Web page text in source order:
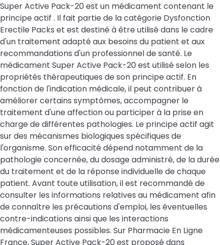
Super Active Pack-20 est un médicament contenant le
principe actif . Il fait partie de la catégorie Dysfonction
Erectile Packs et est destiné à être utilisé dans le cadre
d'un traitement adapté aux besoins du patient et aux
recommandations d'un professionnel de santé. Le
médicament Super Active Pack-20 est utilisé selon les
propriétés thérapeutiques de son principe actif. En
fonction de l'indication médicale, il peut contribuer à
améliorer certains symptômes, accompagner le
traitement d'une affection ou participer à la prise en
charge de différentes pathologies. Le principe actif agit
sur des mécanismes biologiques spécifiques de
l'organisme. Son efficacité dépend notamment de la
pathologie concernée, du dosage administré, de la durée
du traitement et de la réponse individuelle de chaque
patient. Avant toute utilisation, il est recommandé de
consulter les informations relatives au médicament afin
de connaître les précautions d'emploi, les éventuelles
contre-indications ainsi que les interactions
médicamenteuses possibles. Sur Pharmacie En Ligne
France, Super Active Pack-20 est proposé dans